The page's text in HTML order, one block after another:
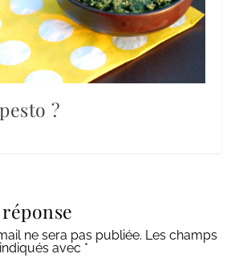
?
ne sera pas publiée. Les champs
avec *